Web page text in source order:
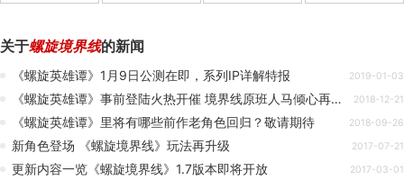
关于螺旋境界线的新闻
《螺旋英雄谭》1月9日公测在即，系列IP详解特报 2019-01-03
《螺旋英雄谭》事前登陆火热开催 境界线原班人马倾心再现新冒险 2018-12-21
《螺旋英雄谭》里将有哪些前作老角色回归？敬请期待 2018-09-26
新角色登场 《螺旋境界线》玩法再升级 2017-07-21
更新内容一览《螺旋境界线》1.7版本即将开放 2017-03-01